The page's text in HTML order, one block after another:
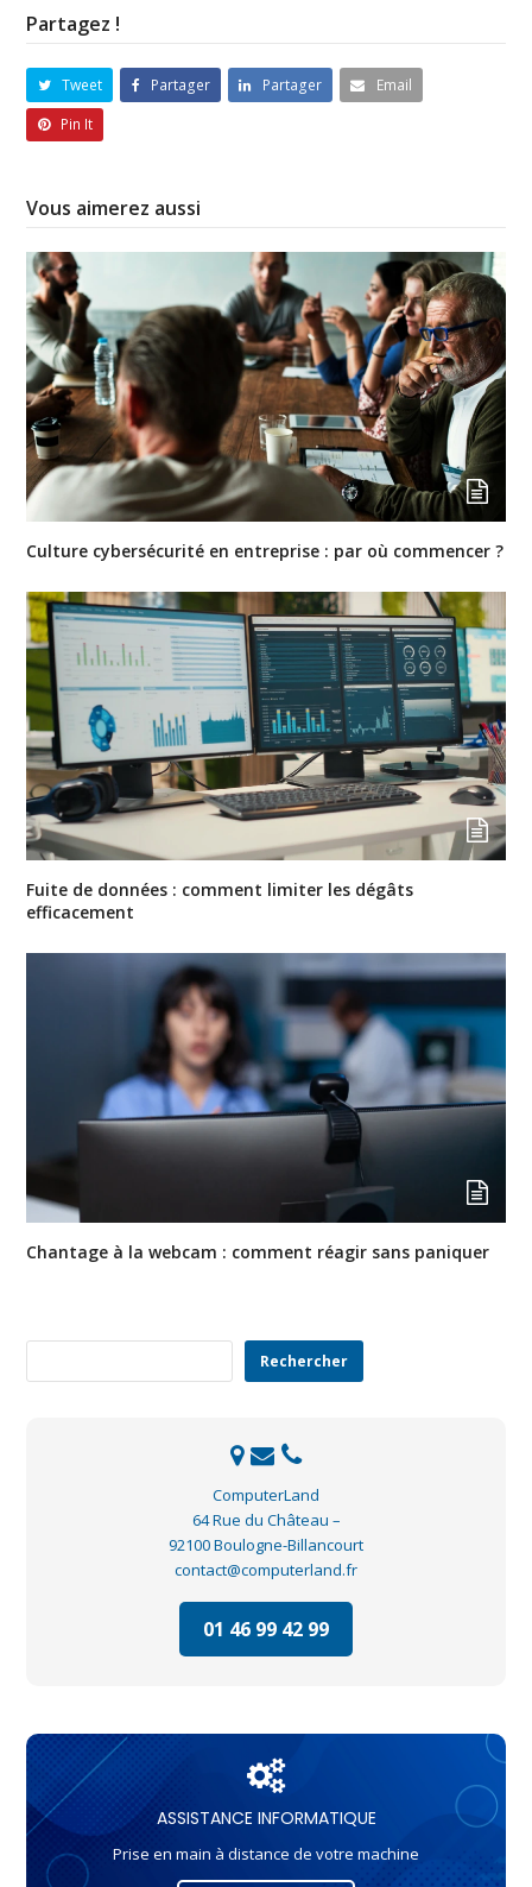
Partagez !
Tweet Partager Partager
Email
Pin It
Vous aimerez aussi
Culture cybersécurité en entreprise : par où commencer ?
Fuite de données : comment limiter les dégâts
efficacement
Chantage à la webcam : comment réagir sans paniquer
Rechercher
ComputerLand
64 Rue du Château –
92100 Boulogne-Billancourt
contact@computerland.fr
01 46 99 42 99
ASSISTANCE INFORMATIQUE
Prise en main à distance de votre machine